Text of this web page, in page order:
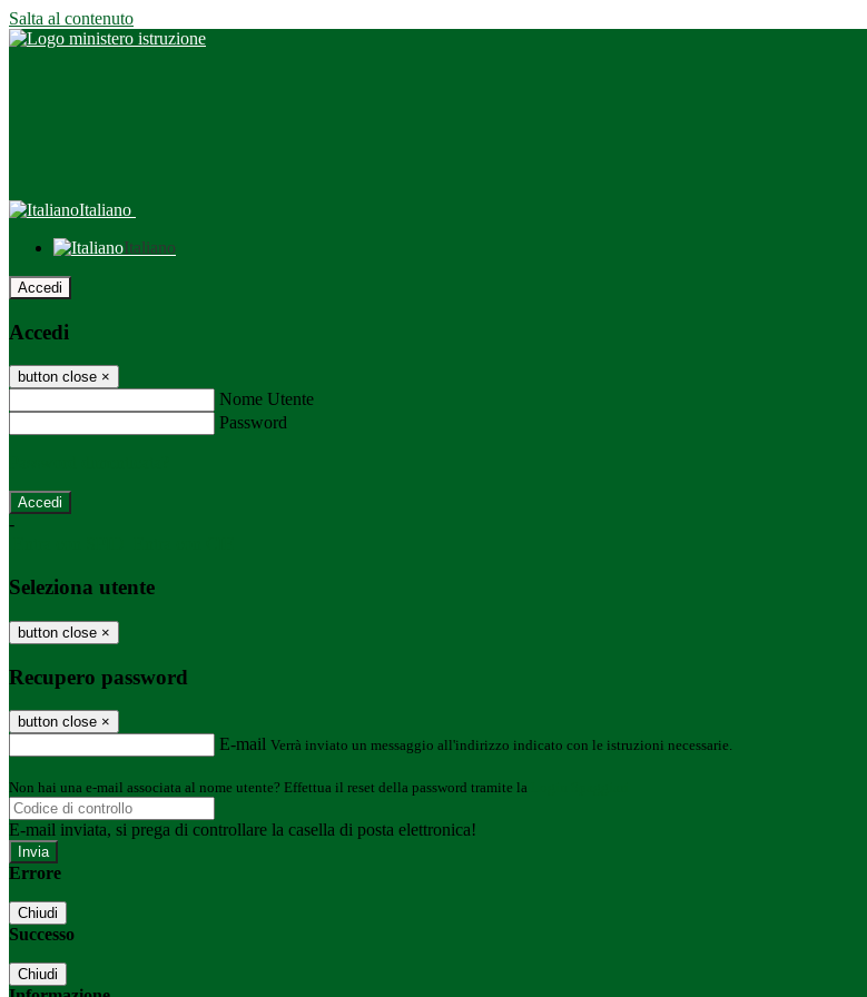
Salta al contenuto
Italiano
Italiano
Accedi
Accedi
button close ×
Nome Utente
Password
-
Seleziona utente
button close ×
Recupero password
button close ×
E-mail Verrà inviato un messaggio all'indirizzo indicato con le istruzioni necessarie.
Non hai una e-mail associata al nome utente? Effettua il reset della password tramite la
E-mail inviata, si prega di controllare la casella di posta elettronica!
Errore
Chiudi
Successo
Chiudi